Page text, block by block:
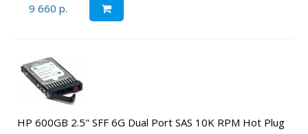
9 660 р.
HP 600GB 2.5" SFF 6G Dual Port SAS 10K RPM Hot Plug